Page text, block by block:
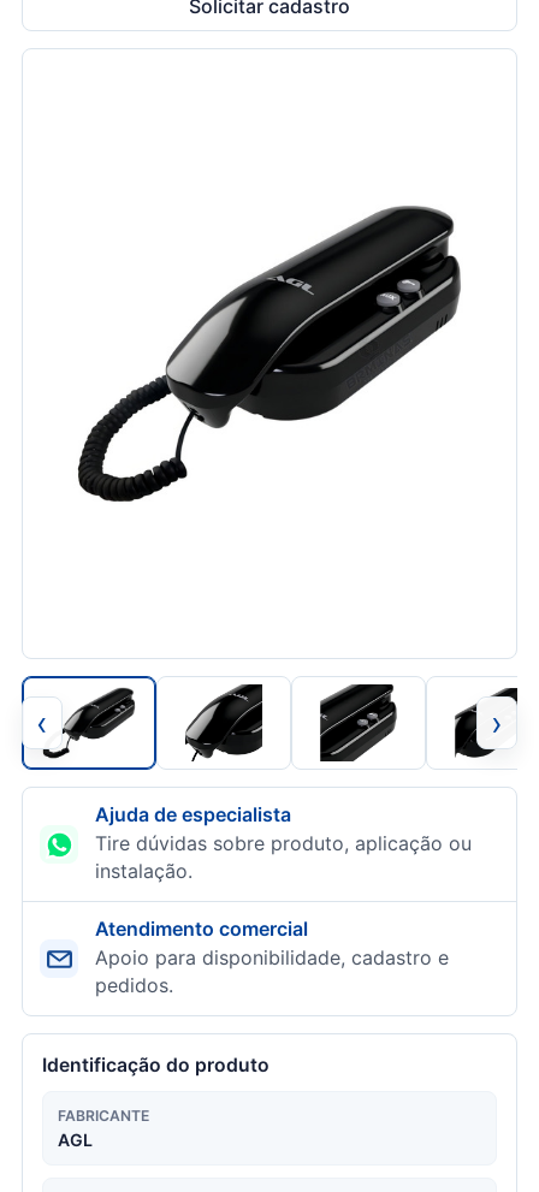
Solicitar cadastro
‹ ›
Ajuda de especialista
Tire dúvidas sobre produto, aplicação ou
instalação.
Atendimento comercial
Apoio para disponibilidade, cadastro e
pedidos.
Identificação do produto
FABRICANTE
AGL